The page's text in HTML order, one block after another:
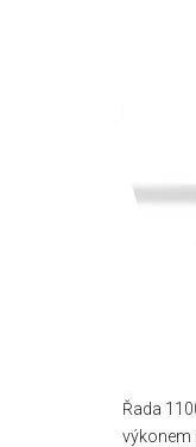
Řada
výkonem